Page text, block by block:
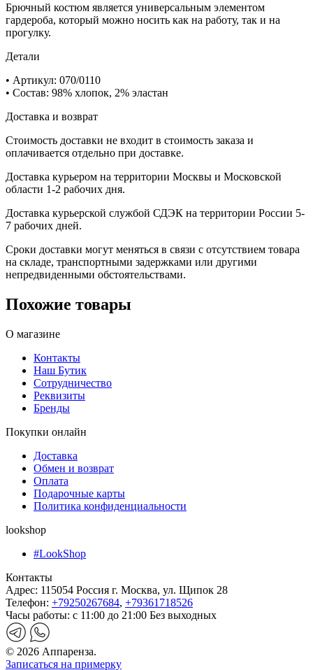
Брючный костюм является универсальным элементом
гардероба, который можно носить как на работу, так и на
прогулку.
Детали
• Артикул: 070/0110
• Состав: 98% хлопок, 2% эластан
Доставка и возврат
Стоимость доставки не входит в стоимость заказа и
оплачивается отдельно при доставке.
Доставка курьером на территории Москвы и Московской
области 1-2 рабочих дня.
Доставка курьерской службой СДЭК на территории России 5-
7 рабочих дней.
Сроки доставки могут меняться в связи с отсутствием товара
на складе, транспортными задержками или другими
непредвиденными обстоятельствами.
Похожие товары
О магазине
Контакты
Наш Бутик
Сотрудничество
Реквизиты
Бренды
Покупки онлайн
Доставка
Обмен и возврат
Оплата
Подарочные карты
Политика конфиденциальности
lookshop
#LookShop
Контакты
Адрес: 115054 Россия г. Москва, ул. Щипок 28
Телефон: +79250267684, +79361718526
Часы работы: с 11:00 до 21:00 Без выходных
© 2026 Аппаренза.
Записаться на примерку